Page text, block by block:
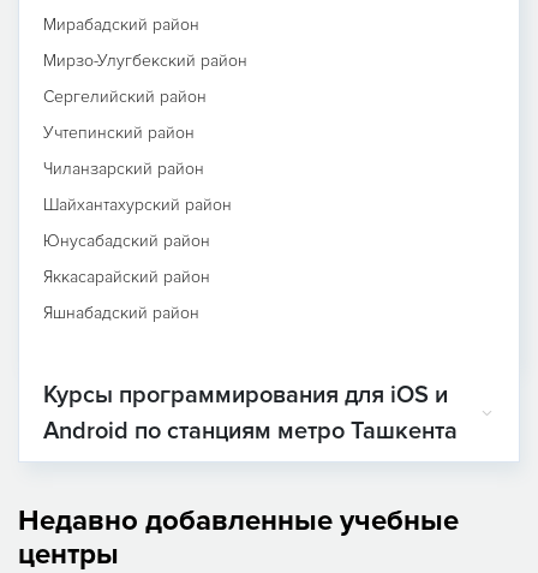
Мирабадский район
Мирзо-Улугбекский район
Сергелийский район
Учтепинский район
Чиланзарский район
Шайхантахурский район
Юнусабадский район
Яккасарайский район
Яшнабадский район
Курсы программирования для iOS и
Android по станциям метро Ташкента
Недавно добавленные учебные
центры